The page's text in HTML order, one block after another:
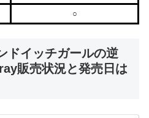
○
ドイッチガールの逆
販売状況と発売日は